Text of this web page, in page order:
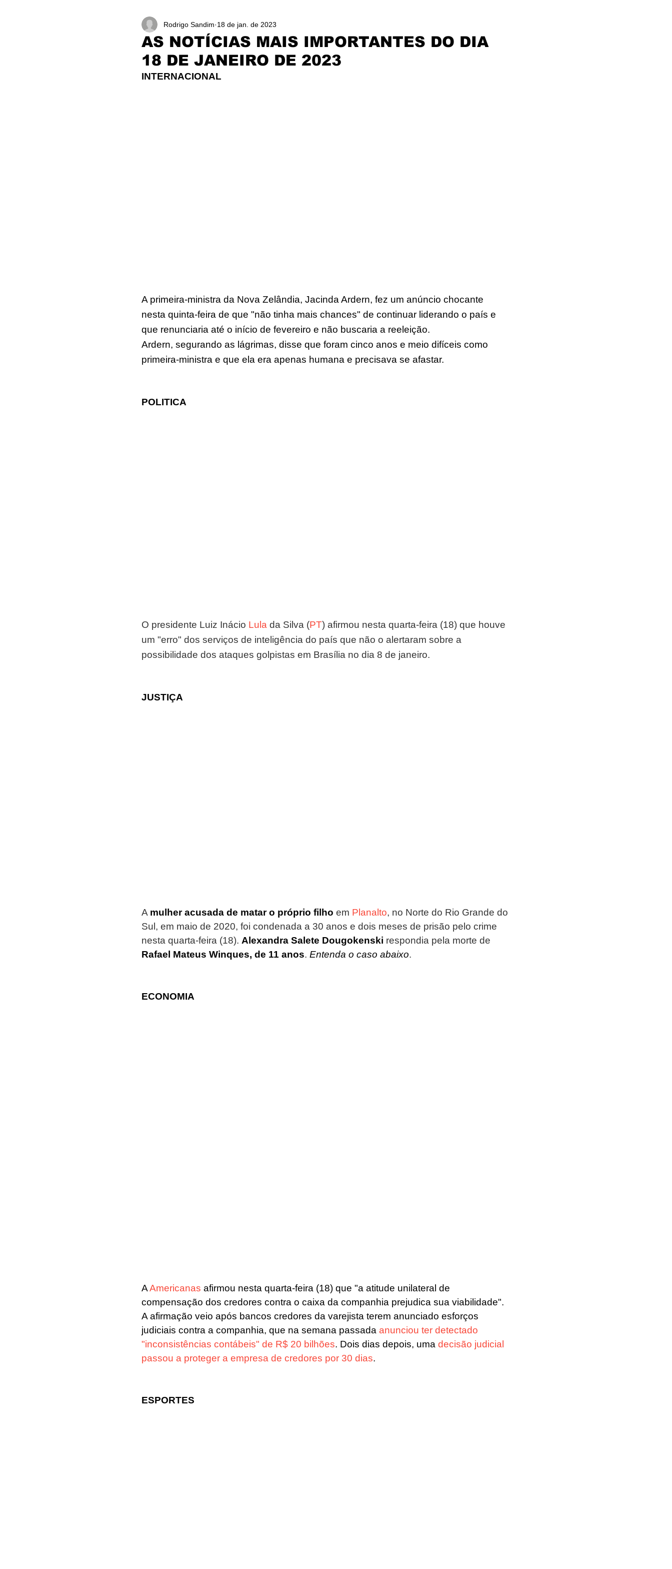
AS NOTÍCIAS MAIS IMPORTANTES DO DIA
18 DE JANEIRO DE 2023
Rodrigo Sandim 18 de jan. de 2023
INTERNACIONAL
A primeira-ministra da Nova Zelândia, Jacinda Ardern, fez um anúncio chocante
nesta quinta-feira de que "não tinha mais chances" de continuar liderando o país e
que renunciaria até o início de fevereiro e não buscaria a reeleição.
Ardern, segurando as lágrimas, disse que foram cinco anos e meio difíceis como
primeira-ministra e que ela era apenas humana e precisava se afastar.
POLITICA
O presidente Luiz Inácio Lula da Silva (PT) afirmou nesta quarta-feira (18) que houve
um "erro" dos serviços de inteligência do país que não o alertaram sobre a
possibilidade dos ataques golpistas em Brasília no dia 8 de janeiro.
JUSTIÇA
A mulher acusada de matar o próprio filho em Planalto, no Norte do Rio Grande do
Sul, em maio de 2020, foi condenada a 30 anos e dois meses de prisão pelo crime
nesta quarta-feira (18). Alexandra Salete Dougokenski respondia pela morte de
Rafael Mateus Winques, de 11 anos. Entenda o caso abaixo.
ECONOMIA
A Americanas afirmou nesta quarta-feira (18) que "a atitude unilateral de
compensação dos credores contra o caixa da companhia prejudica sua viabilidade".
A afirmação veio após bancos credores da varejista terem anunciado esforços
judiciais contra a companhia, que na semana passada anunciou ter detectado
"inconsistências contábeis" de R$ 20 bilhões. Dois dias depois, uma decisão judicial
passou a proteger a empresa de credores por 30 dias.
ESPORTES